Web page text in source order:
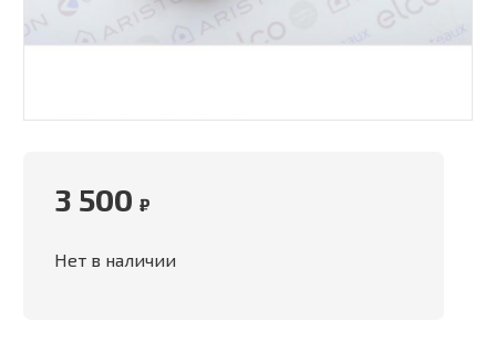
3 500 ₽
Нет в наличии